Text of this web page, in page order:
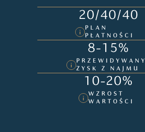
20/40/40
PLAN
PŁATNOŚCI
8-15%
PRZEWIDYWANY
ZYSK Z NAJMU
10-20%
WZROST
WARTOŚCI